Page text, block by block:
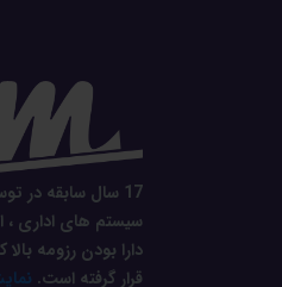
17 سال سابقه در
سیستم های اداری ،
دارا بودن رزومه
قرار گرفته است.